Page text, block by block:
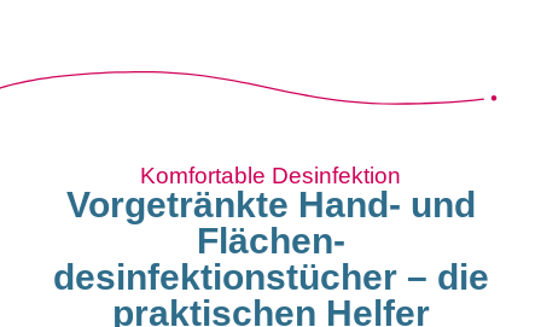
Komfortable Desinfektion
Vorgetränkte Hand- und
Flächen­
desinfektionstücher – die
praktischen Helfer